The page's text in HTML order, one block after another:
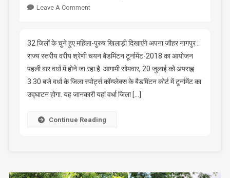
Leave A CommentOn
दूसरा
राज्य
चयन
टूर्नामेंट
20
32 जिलों के चुने हुए महिला-पुरुष खिलाड़ी दिखाएंगे अपना जौहर नागपुर :
राज्य स्तरीय वरीय श्रेणी चयन बैडमिंटन टूर्नामेंट-2018 का आयोजन
पहली बार वर्धा में होने जा रहा है. आगामी सोमवार, 20 जुलाई को अपराह्न
3.30 बजे वर्धा के जिला स्पोर्ट्स कॉम्प्लेक्स के बैडमिंटन कोर्ट में टूर्नामेंट का
उद्घाटन होगा. यह जानकारी यहां वर्धा जिला […]
Continue Reading